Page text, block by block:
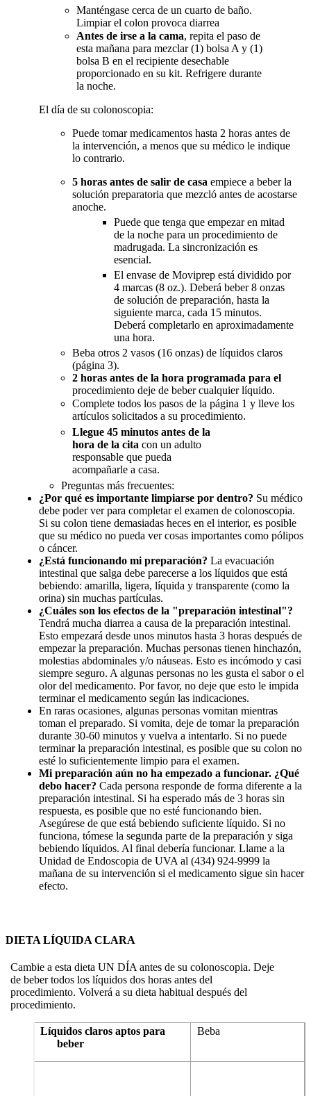
Manténgase cerca de un cuarto de baño.
Limpiar el colon provoca diarrea
Antes de irse a la cama, repita el paso de
esta mañana para mezclar (1) bolsa A y (1)
bolsa B en el recipiente desechable
proporcionado en su kit. Refrigere durante
la noche.
El día de su colonoscopia:
Puede tomar medicamentos hasta 2 horas antes de
la intervención, a menos que su médico le indique
lo contrario.
5 horas antes de salir de casa empiece a beber la
solución preparatoria que mezcló antes de acostarse
anoche.
Puede que tenga que empezar en mitad
de la noche para un procedimiento de
madrugada. La sincronización es
esencial.
El envase de Moviprep está dividido por
4 marcas (8 oz.). Deberá beber 8 onzas
de solución de preparación, hasta la
siguiente marca, cada 15 minutos.
Deberá completarlo en aproximadamente
una hora.
Beba otros 2 vasos (16 onzas) de líquidos claros
(página 3).
2 horas antes de la hora programada para el
procedimiento deje de beber cualquier líquido.
Complete todos los pasos de la página 1 y lleve los
artículos solicitados a su procedimiento.
Llegue 45 minutos antes de la
hora de la cita con un adulto
responsable que pueda
acompañarle a casa.
Preguntas más frecuentes:
¿Por qué es importante limpiarse por dentro? Su médico
debe poder ver para completar el examen de colonoscopia.
Si su colon tiene demasiadas heces en el interior, es posible
que su médico no pueda ver cosas importantes como pólipos
o cáncer.
¿Está funcionando mi preparación? La evacuación
intestinal que salga debe parecerse a los líquidos que está
bebiendo: amarilla, ligera, líquida y transparente (como la
orina) sin muchas partículas.
¿Cuáles son los efectos de la "preparación intestinal"?
Tendrá mucha diarrea a causa de la preparación intestinal.
Esto empezará desde unos minutos hasta 3 horas después de
empezar la preparación. Muchas personas tienen hinchazón,
molestias abdominales y/o náuseas. Esto es incómodo y casi
siempre seguro. A algunas personas no les gusta el sabor o el
olor del medicamento. Por favor, no deje que esto le impida
terminar el medicamento según las indicaciones.
En raras ocasiones, algunas personas vomitan mientras
toman el preparado. Si vomita, deje de tomar la preparación
durante 30-60 minutos y vuelva a intentarlo. Si no puede
terminar la preparación intestinal, es posible que su colon no
esté lo suficientemente limpio para el examen.
Mi preparación aún no ha empezado a funcionar. ¿Qué
debo hacer? Cada persona responde de forma diferente a la
preparación intestinal. Si ha esperado más de 3 horas sin
respuesta, es posible que no esté funcionando bien.
Asegúrese de que está bebiendo suficiente líquido. Si no
funciona, tómese la segunda parte de la preparación y siga
bebiendo líquidos. Al final debería funcionar. Llame a la
Unidad de Endoscopia de UVA al (434) 924-9999 la
mañana de su intervención si el medicamento sigue sin hacer
efecto.
DIETA LÍQUIDA CLARA
Cambie a esta dieta UN DÍA antes de su colonoscopia. Deje
de beber todos los líquidos dos horas antes del
procedimiento. Volverá a su dieta habitual después del
procedimiento.
Líquidos claros aptos para
beber
Beba